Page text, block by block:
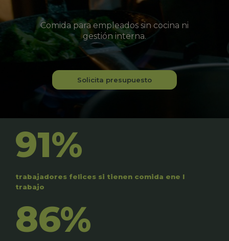
Comida para empleados sin cocina ni
gestión interna.
Solicita presupuesto
91%
trabajadores felices si tienen comida ene l
trabajo
86%